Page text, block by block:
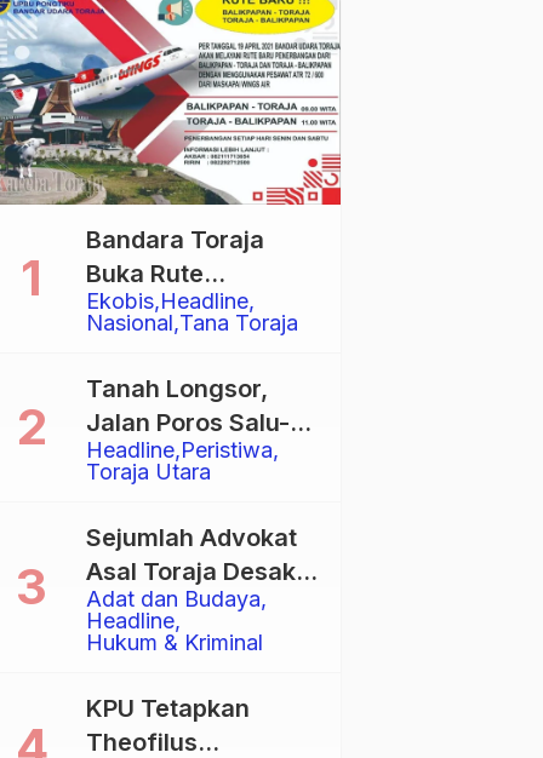
Ekobis Headline
Nasional Tana Toraja
Bandara Toraja
Buka Rute
Penerbangan
Langsung Toraja-
Balikpapan
Headline Peristiwa
Toraja Utara
Tanah Longsor,
Jalan Poros Salu-
Dende’ Tertutup
Total
Adat dan Budaya
Headline
Hukum & Kriminal
Sejumlah Advokat
Asal Toraja Desak
Mahkamah Agung
Larang Penggunaan
Eksekusi Rumah
Adat Tongkonan
KPU Tetapkan
Theofilus